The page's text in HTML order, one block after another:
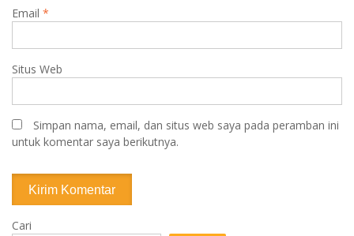
Email *
Situs Web
Simpan nama, email, dan situs web saya pada peramban ini
untuk komentar saya berikutnya.
Cari